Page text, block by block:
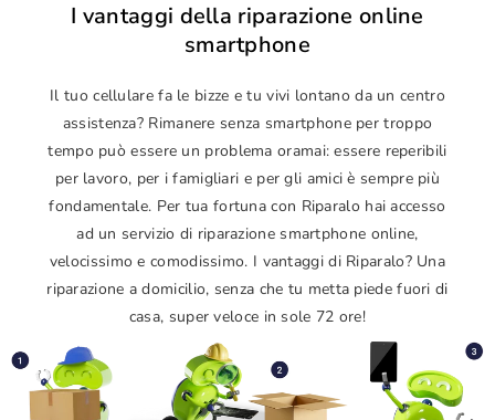
I vantaggi della riparazione online
smartphone
Il tuo cellulare fa le bizze e tu vivi lontano da un centro
assistenza? Rimanere senza smartphone per troppo
tempo può essere un problema oramai: essere reperibili
per lavoro, per i famigliari e per gli amici è sempre più
fondamentale. Per tua fortuna con Riparalo hai accesso
ad un servizio di riparazione smartphone online,
velocissimo e comodissimo. I vantaggi di Riparalo? Una
riparazione a domicilio, senza che tu metta piede fuori di
casa, super veloce in sole 72 ore!